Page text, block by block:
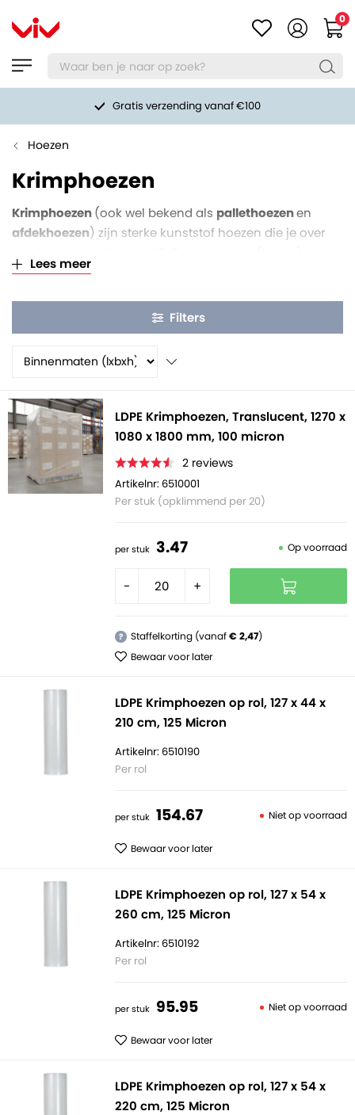
0
Gratis verzending vanaf €100
Hoezen
Krimphoezen
Krimphoezen(ook wel bekend als pallethoezenen
afdekhoezen) zijn sterke kunststof hoezen die je over
hoes, zodat deze strak om de lading trekt. Zo wordt de
opslag en transport. Je kunt bij VIV krimphoezen kopen
in verschillende soorten en maten. Ook maatwerk is
mogelijk. Pallethoezen op maat en/of met bedrukking.
Lees meer
Filters
LDPE Krimphoezen, Translucent, 1270 x
1080 x 1800 mm, 100 micron
2 reviews
Artikelnr: 6510001
Per stuk (opklimmend per 20)
per stuk 3.47 Op voorraad
- +
? Staffelkorting (vanaf€ 2,47)
Bewaar voor later
LDPE Krimphoezen op rol, 127 x 44 x
210 cm, 125 Micron
Artikelnr: 6510190
Per rol
per stuk 154.67 Niet op voorraad
Bewaar voor later
LDPE Krimphoezen op rol, 127 x 54 x
260 cm, 125 Micron
Artikelnr: 6510192
Per rol
per stuk 95.95 Niet op voorraad
Bewaar voor later
LDPE Krimphoezen op rol, 127 x 54 x
220 cm, 125 Micron